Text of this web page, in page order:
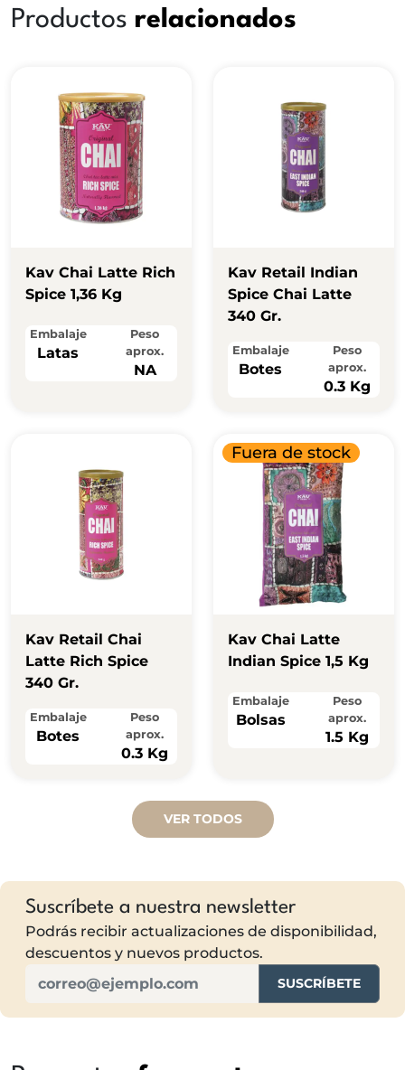
Productos relacionados
Kav Chai Latte Rich
Spice 1,36 Kg
Embalaje
Latas
Peso
aprox.
NA
Kav Retail Indian
Spice Chai Latte
340 Gr.
Embalaje
Botes
Peso
aprox.
0.3 Kg
Kav Retail Chai
Latte Rich Spice
340 Gr.
Embalaje
Botes
Peso
aprox.
0.3 Kg
Fuera de stock
Kav Chai Latte
Indian Spice 1,5 Kg
Embalaje
Bolsas
Peso
aprox.
1.5 Kg
VER TODOS
Suscríbete a nuestra newsletter
Podrás recibir actualizaciones de disponibilidad,
descuentos y nuevos productos.
SUSCRÍBETE